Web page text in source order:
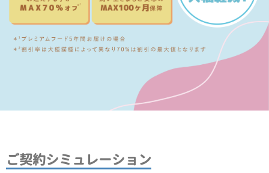
ご契約シミュレーション